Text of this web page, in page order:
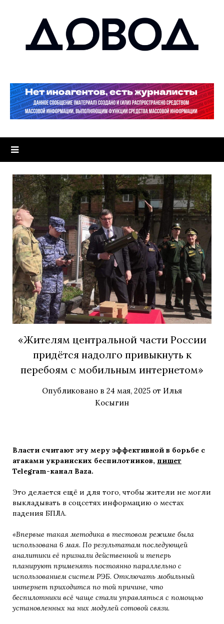
«Жителям центральной части России
придётся надолго привыкнуть к
перебоям с мобильным интернетом»
Опубликовано в 24 мая, 2025 от Илья
Косыгин
Власти считают эту меру эффективной в борьбе с
атаками украинских беспилотников, пишет
Telegram-канал Baza.
Это делается ещё и для того, чтобы жители не могли
выкладывать в соцсетях информацию о местах
падения БПЛА.
«Впервые такая методика в тестовом режиме была
использована 6 мая. По результатам последующей
аналитики её признали действенной и теперь
планируют применять постоянно параллельно с
использованием систем РЭБ. Отключать мобильный
интернет приходится по той причине, что
беспилотники всё чаще стали управляться с помощью
установленных на них модулей сотовой связи.